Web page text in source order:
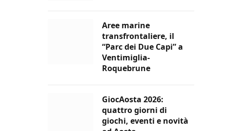
Aree marine
transfrontaliere, il
“Parc dei Due Capi” a
Ventimiglia-
Roquebrune
GiocAosta 2026:
quattro giorni di
giochi, eventi e novità